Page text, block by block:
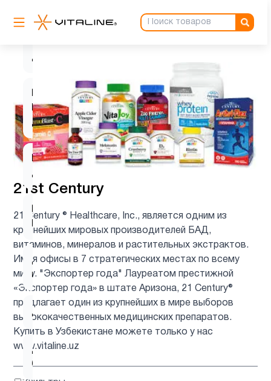
21st Century
21 Century ® Healthcare, Inc., является одним из
крупнейших мировых производителей БАД,
витаминов, минералов и растительных экстрактов.
Имея офисы в 7 стратегических местах по всему
миру. "Экспортер года" Лауреатом престижной
«Экспортер года» в штате Аризона, 21 Century®
предлагает один из крупнейших в мире выборов
высококачественных медицинских препаратов.
Купить в Узбекистане можете только у нас
www.vitaline.uz
Витамин
детей
Витамин
D для
детей
Витамин
д3
9
1
Детские
мультивитамины
Детям
Для
беременных